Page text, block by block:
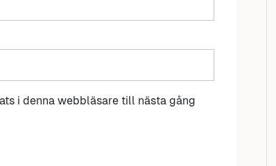
i denna webbläsare till nästa gång